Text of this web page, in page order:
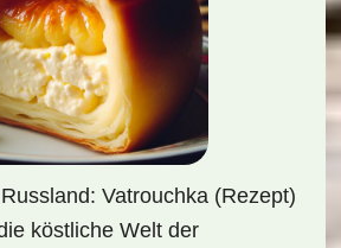
Vatrouchka (Rezept)
köstliche Welt der